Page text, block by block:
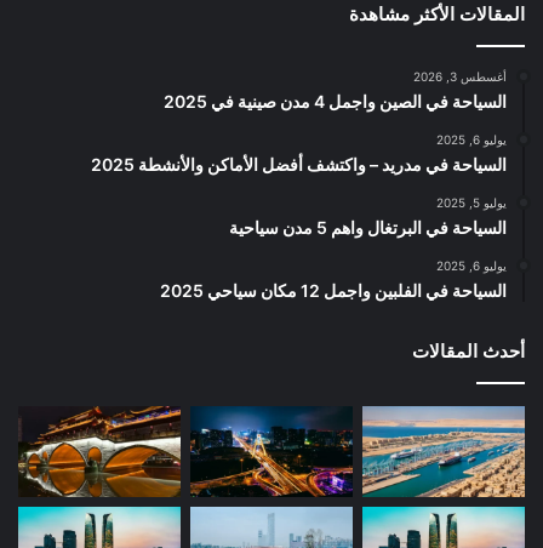
المقالات الأكثر مشاهدة
أغسطس 3, 2026
السياحة في الصين واجمل 4 مدن صينية في 2025
يوليو 6, 2025
السياحة في مدريد – واكتشف أفضل الأماكن والأنشطة 2025
يوليو 5, 2025
السياحة في البرتغال واهم 5 مدن سياحية
يوليو 6, 2025
السياحة في الفلبين واجمل 12 مكان سياحي 2025
أحدث المقالات